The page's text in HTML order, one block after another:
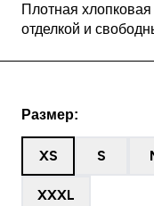
Плотная
отделкой и
Размер:
XS S
XXXL